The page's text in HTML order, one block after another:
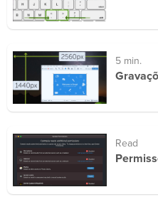
5 min.
Read